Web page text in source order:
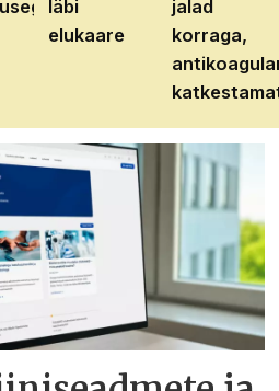
läbi
elukaare
jalad
korraga,